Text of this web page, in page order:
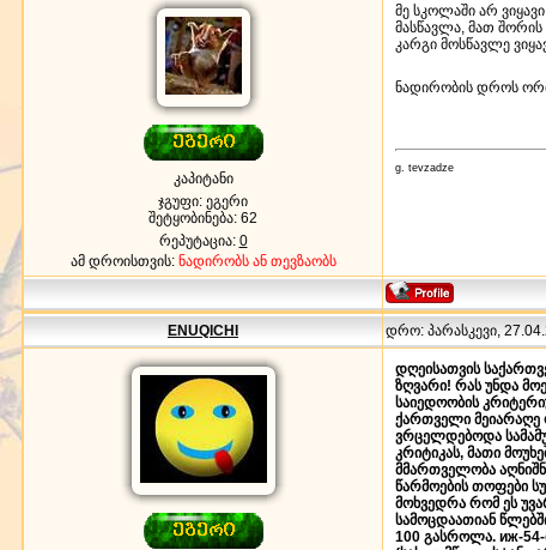
კაპიტანი
ჯგუფი: ეგერი
შეტყობინება: 62
რეპუტაცია: 0
ამ დროისთვის: ნადირობს ან თევზაობს
მე სკოლაში არ
მასწავლა, მათ
კარგი მოსწავლე
ნადირობის დროს
g. tevzadze
ENUQICHI დრო: პარასკევი,
დღეისათვის
ზღვარი! რას უნდა
საიედოობის
ქართველი მეიარაღე
ვრცელდებოდა
კრიტიკას, მათი
მმართველობა
წარმოების თოფები
მოხვედრა რომ ეს
სამოცდაათიან
100 გასროლა. иж-54-